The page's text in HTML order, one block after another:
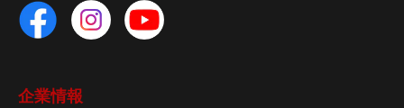
企業情報